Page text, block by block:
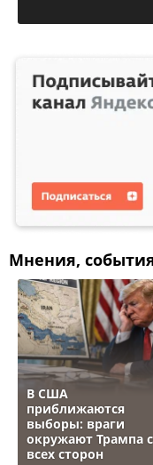
Мнения,
В США
приближаются
выборы: враги
окружают Трампа
всех сторон